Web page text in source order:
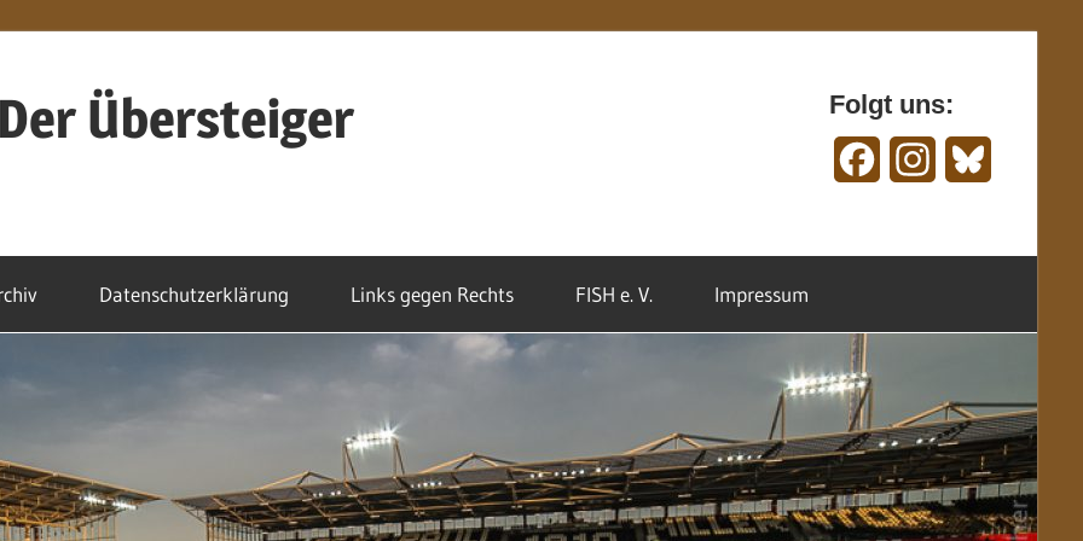
Der Übersteiger Folgt uns:
FacebookInstagram
Datenschutzerklärung Links gegen Rechts FISH e. V. Impressum